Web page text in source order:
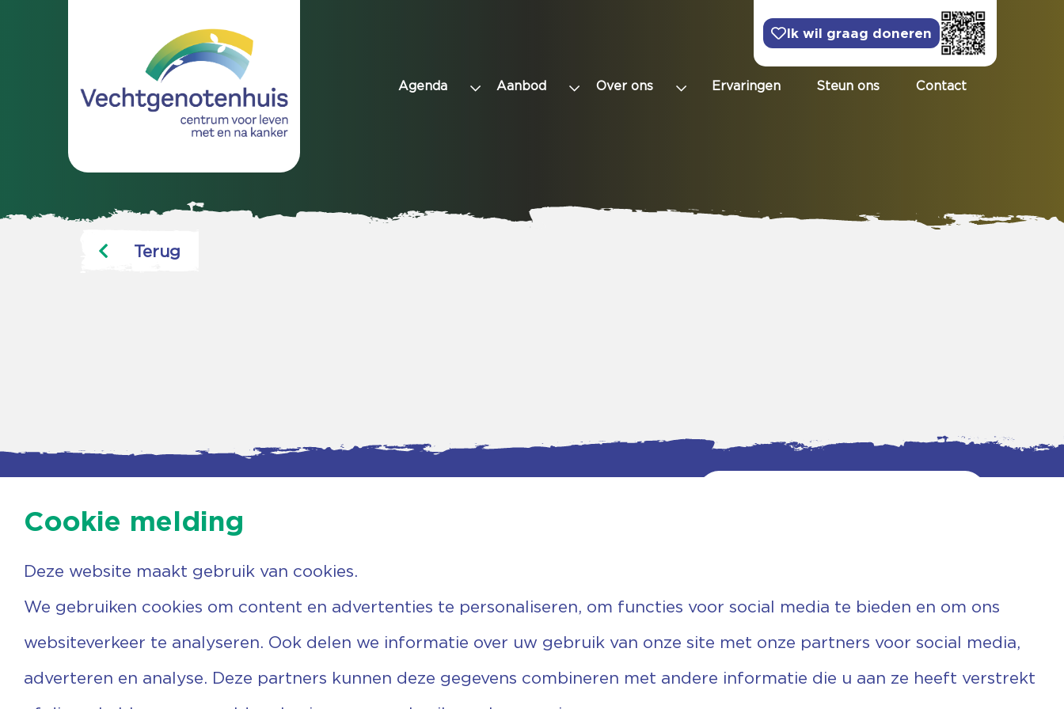
Ik wil graag doneren
Agenda Aanbod Over ons Ervaringen Steun ons Contact
Terug
Agenda
Nieuwsbrief
Vrijwilligers
Steun ons
Contactgegevens
7731 PA Ommen
0529 455 767
info@vechtgenoten.nl
Fiscaal: 819280288
Rek.nr: NL85RABO0127579230
Cookie melding
Deze website maakt gebruik van cookies.
We gebruiken cookies om content en advertenties te personaliseren, om functies voor social media te bieden en om ons
websiteverkeer te analyseren. Ook delen we informatie over uw gebruik van onze site met onze partners voor social media,
adverteren en analyse. Deze partners kunnen deze gegevens combineren met andere informatie die u aan ze heeft verstrekt